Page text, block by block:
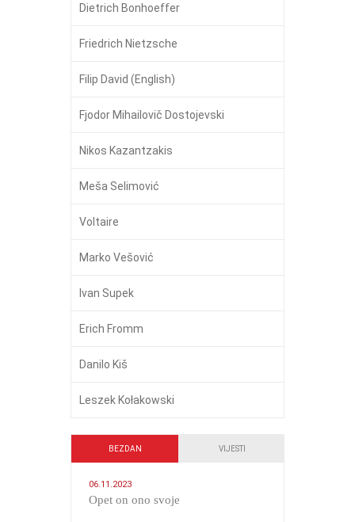
Dietrich Bonhoeffer
Friedrich Nietzsche
Filip David (English)
Fjodor Mihailovič Dostojevski
Nikos Kazantzakis
Meša Selimović
Voltaire
Marko Vešović
Ivan Supek
Erich Fromm
Danilo Kiš
Leszek Kołakowski
BEZDAN VIJESTI
06.11.2023
​Opet on ono svoje